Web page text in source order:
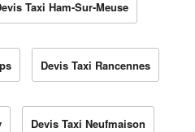
Taxi Ham-Sur-Meuse
Devis Taxi Rancennes
Devis Taxi Neufmaison